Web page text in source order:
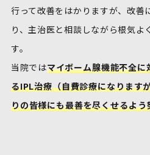
行って改善をはかりますが、改善
り、主治医と相談しながら根気よ
す。
当院ではマイボーム腺機能不全
るIPL治療（自費診療になります
りの皆様にも最善を尽くせるよう